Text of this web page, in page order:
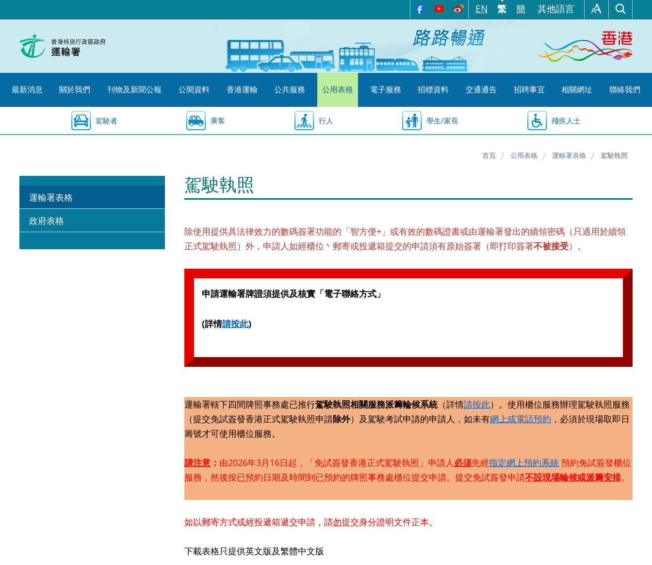
至
始
EN 繁 簡 其他語言
最新消息 關於我們 刊物及新聞公報 公開資料 香港運輸 公共服務 公用表格 電子服務 招標資料 交通通告 招聘事宜 相關網址 聯絡我們
駕駛者 乘客 行人 學生/家長 殘疾人士
首頁 公用表格 運輸署表格 駕駛執照
運輸署表格
政府表格
駕駛執照
除使用提供具法律效力的數碼簽署功能的「智方便+」或有效的數碼證書或由運輸署發出的續領密碼（只適用於續領
正式駕駛執照）外，申請人如經櫃位丶郵寄或投遞箱提交的申請須有原始簽署（即打印簽署不被接受）。
申請運輸署牌證須提供及核實「電子聯絡方式」
(詳情請按此)
運輸署轄下四間牌照事務處已推行駕駛執照相關服務派籌輪候系統（詳情請按此）。使用櫃位服務辦理駕駛執照服務
（提交免試簽發香港正式駕駛執照申請除外）及駕駛考試申請的申請人，如未有網上或電話預約 ，必須於現場取即日
籌號才可使用櫃位服務。
請注意 ： 由2026年3月16日起，「免試簽發香港正式駕駛執照」申請人必須先經指定網上預約系統 預約免試簽發櫃位
服務，然後按已預約日期及時間到已預約的牌照事務處櫃位提交申請。提交免試簽發申請不設現場輪候或派籌安排。
如以郵寄方式或經投遞箱遞交申請，請勿提交身分證明文件正本。
下載表格只提供英文版及繁體中文版